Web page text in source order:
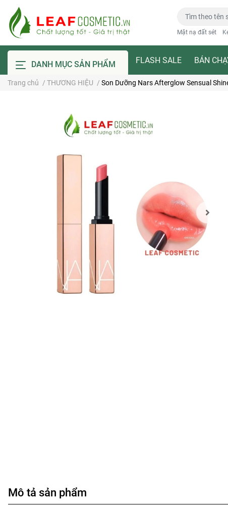
Mặt nạ đất sét
DANH MỤC SẢN PHẨM FLASH SALE BÁN
Trang chủ / THƯƠNG HIỆU / Son Dưỡng Nars Afterglow Sensual
Mô tả sản phẩm